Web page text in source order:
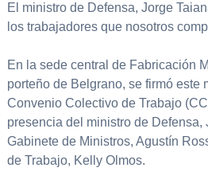
El ministro de Defensa, Jorge
los trabajadores que nosotros
En la sede central de Fabricación
porteño de Belgrano, se firmó este
Convenio Colectivo de Trabajo
presencia del ministro de Defensa,
Gabinete de Ministros, Agustín
de Trabajo, Kelly Olmos.